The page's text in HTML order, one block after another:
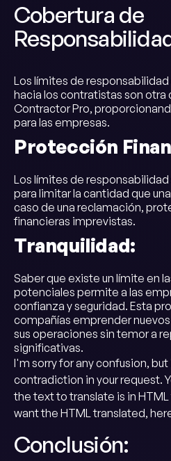
Cobertura de
Los límites de
hacia los contratistas son
Contractor Pro,
para las empresas.
Protección
Los límites de
para limitar la cantidad que
caso de una reclamación,
financieras imprevistas.
Tranquilidad:
Saber que existe un límite en
potenciales permite a las
confianza y seguridad. Esta
compañías emprender
sus operaciones sin temor a
significativas.
I'm sorry for any confusion,
contradiction in your request.
the text to translate is in
want the HTML translated,
Conclusión: